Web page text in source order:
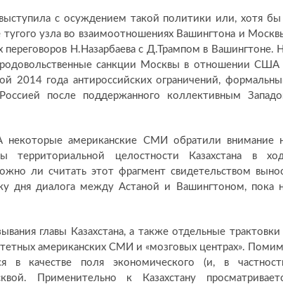
с осуждением такой политики или, хотя бы
узла во взаимоотношениях Вашингтона и
Н.Назарбаева с Д.Трампом в Вашингтоне.
санкции Москвы в отношении США
2014 года антироссийских ограничений,
после поддержанного коллективным
американские СМИ обратили внимание
территориальной целостности Казахстана в
ли считать этот фрагмент свидетельством
дня диалога между Астаной и Вашингтоном, пока
главы Казахстана, а также отдельные трактовки
американских СМИ и «мозговых центрах».
в качестве поля экономического (и, в
Применительно к Казахстану